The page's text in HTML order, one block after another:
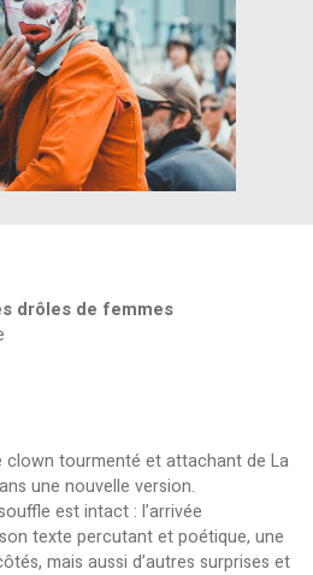
drôles de femmes
clown tourmenté et attachant de La
une nouvelle version.
est intact : l’arrivée
texte percutant et poétique, une
mais aussi d’autres surprises et